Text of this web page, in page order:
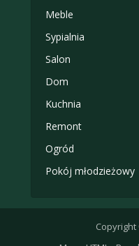
Meble
Sypialnia
Salon
Dom
Kuchnia
Remont
Ogród
Pokój młodzieżowy